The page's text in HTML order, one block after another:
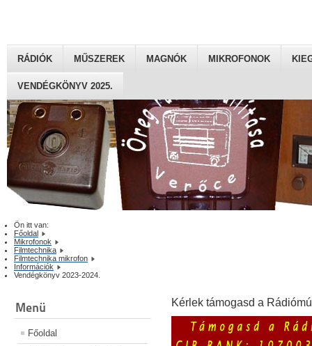
RÁDIÓK MŰSZEREK MAGNÓK MIKROFONOK
VENDÉGKÖNYV 2025.
Ön itt van:
Főoldal
Mikrofonok
Filmtechnika
Filmtechnika mikrofon
Információk
Vendégkönyv 2023-2024.
Menü
Főoldal
Kérlek támogasd a